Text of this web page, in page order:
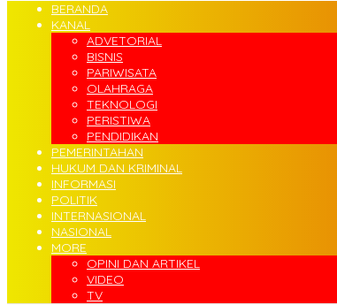
BERANDA
KANAL
ADVETORIAL
BISNIS
PARIWISATA
OLAHRAGA
TEKNOLOGI
PERISTIWA
PENDIDIKAN
PEMERINTAHAN
HUKUM DAN KRIMINAL
INFORMASI
POLITIK
INTERNASIONAL
NASIONAL
MORE
OPINI DAN ARTIKEL
VIDEO
TV